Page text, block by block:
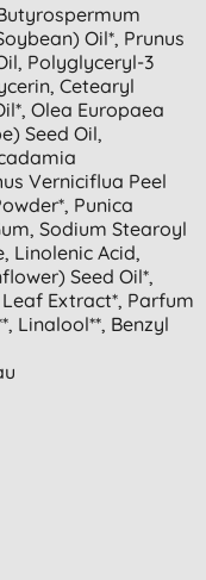
Oil*, Prunus
Polyglyceryl-3
Cetearyl
Olea Europaea
Seed Oil,
Verniciflua Peel
Punica
Sodium Stearoyl
Linolenic Acid,
Seed Oil*,
Extract*, Parfum
Linalool**, Benzyl